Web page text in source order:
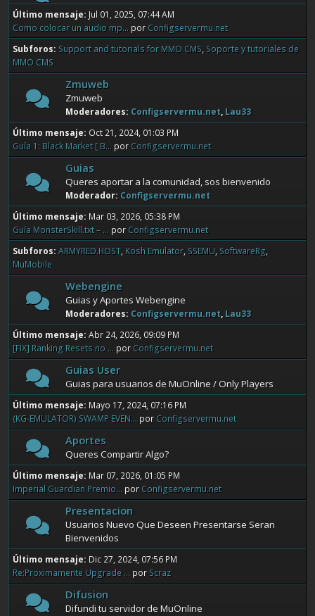
Último mensaje: Jul 01, 2025, 07:44 AM
Como colocar un audio mp... por Configservermu.net
Subforos Support and tutorials for MMO CMS Soporte y tutoriales de
MMO CMS
Zmuweb
Zmuweb
Moderadores: Configservermu.net, Lau33
Último mensaje: Oct 21, 2024, 01:03 PM
Guía 1: Black Market [ B... por Configservermu.net
Guias
Queres aportar a la comunidad, sos bienvenido
Moderador: Configservermu.net
Último mensaje: Mar 03, 2026, 05:38 PM
Guía MonsterSkill.txt – ... por Configservermu.net
Subforos ARMYRED.HOST Kosh Emulator SSEMU SoftwareRg
MuMobile
Webengine
Guias y Aportes Webengine
Moderadores: Configservermu.net, Lau33
Último mensaje: Abr 24, 2026, 09:09 PM
[FIX] Ranking Resets no ... por Configservermu.net
Guias User
Guias para usuarios de MuOnline / Only Players
Último mensaje: Mayo 17, 2024, 07:16 PM
(KG-EMULATOR) SWAMP EVEN... por Configservermu.net
Aportes
Queres Compartir Algo?
Último mensaje: Mar 07, 2026, 01:05 PM
Imperial Guardian Premio... por Configservermu.net
Presentacion
Usuarios Nuevo Que Deseen Presentarse Seran
Bienvenidos
Último mensaje: Dic 27, 2024, 07:56 PM
Re:Proximamente Upgrade ... por Scraz
Difusion
Difundi tu servidor de MuOnline